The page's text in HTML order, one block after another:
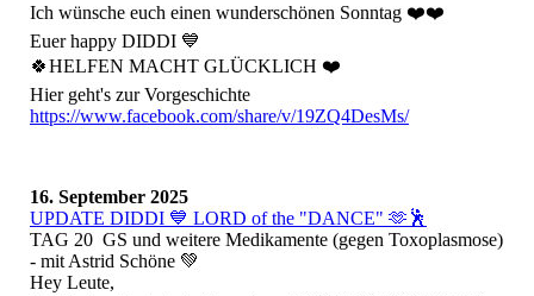
Ich wünsche euch einen wunderschönen Sonntag ❤️❤️
Euer happy DIDDI 💙
🍀HELFEN MACHT GLÜCKLICH ❤️
Hier geht's zur Vorgeschichte
https://www.facebook.com/share/v/19ZQ4DesMs/
16. September 2025
UPDATE DIDDI 💙 LORD of the "DANCE" 🫶🕺
TAG 20 GS und weitere Medikamente (gegen Toxoplasmose)
- mit Astrid Schöne 💚
Hey Leute,